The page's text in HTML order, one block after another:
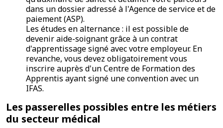
dans un dossier adressé à l'Agence de service et de
paiement (ASP).
Les études en alternance : il est possible de
devenir aide-soignant grâce à un contrat
d'apprentissage signé avec votre employeur. En
revanche, vous devez obligatoirement vous
inscrire auprès d'un Centre de Formation des
Apprentis ayant signé une convention avec un
IFAS.
Les passerelles possibles entre les métiers
du secteur médical